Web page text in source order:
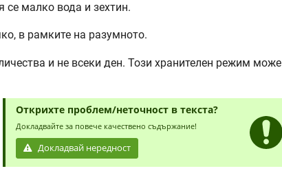
се малко вода и зехтин.
в рамките на разумното.
и не всеки ден. Този хранителен режим може
Открихте проблем/неточност в текста?
Докладвайте за повече качествено съдържание!
Докладвай нередност